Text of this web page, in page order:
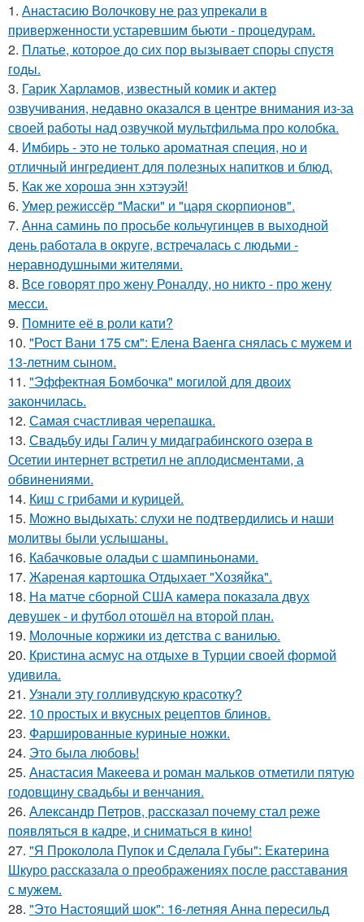
1. Анастасию Волочкову не раз упрекали в
приверженности устаревшим бьюти - процедурам.
2. Платье, которое до сих пор вызывает споры спустя
годы.
3. Гарик Харламов, известный комик и актер
озвучивания, недавно оказался в центре внимания из-за
своей работы над озвучкой мультфильма про колобка.
4. Имбирь - это не только ароматная специя, но и
отличный ингредиент для полезных напитков и блюд.
5. Как же хороша энн хэтэуэй!
6. Умер режиссёр "Маски" и "царя скорпионов".
7. Анна саминь по просьбе кольчугинцев в выходной
день работала в округе, встречалась с людьми -
неравнодушными жителями.
8. Все говорят про жену Роналду, но никто - про жену
месси.
9. Помните её в роли кати?
10. "Рост Вани 175 см": Елена Ваенга снялась с мужем и
13-летним сыном.
11. "Эффектная Бомбочка" могилой для двоих
закончилась.
12. Самая счастливая черепашка.
13. Свадьбу иды Галич у мидаграбинского озера в
Осетии интернет встретил не аплодисментами, а
обвинениями.
14. Киш с грибами и курицей.
15. Можно выдыхать: слухи не подтвердились и наши
молитвы были услышаны.
16. Кабачковые оладьи с шампиньонами.
17. Жареная картошка Отдыхает "Хозяйка".
18. На матче сборной США камера показала двух
девушек - и футбол отошёл на второй план.
19. Молочные коржики из детства с ванилью.
20. Кристина асмус на отдыхе в Турции своей формой
удивила.
21. Узнали эту голливудскую красотку?
22. 10 простых и вкусных рецептов блинов.
23. Фаршированные куриные ножки.
24. Это была любовь!
25. Анастасия Макеева и роман мальков отметили пятую
годовщину свадьбы и венчания.
26. Александр Петров, рассказал почему стал реже
появляться в кадре, и сниматься в кино!
27. "Я Проколола Пупок и Сделала Губы": Екатерина
Шкуро рассказала о преображениях после расставания
с мужем.
28. "Это Настоящий шок": 16-летняя Анна пересильд